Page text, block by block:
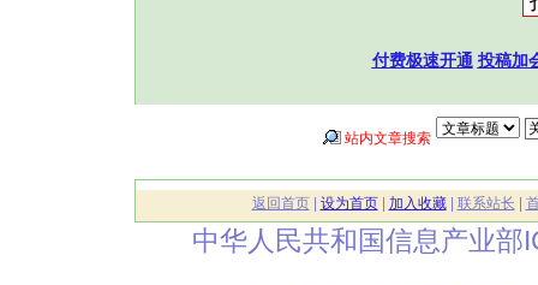
付费极速开通 投稿加
站内文章搜索
返回首页| 设为首页| 加入收藏| 联系站长
中华人民共和国信息产业部